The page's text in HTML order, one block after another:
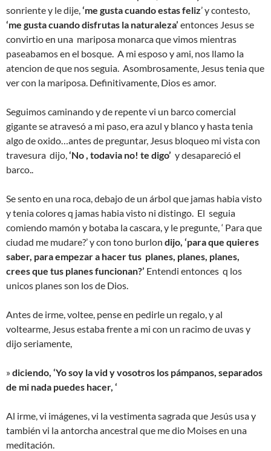
sonriente y le dije, ‘me gusta cuando estas feliz’ y contesto,
‘me gusta cuando disfrutas la naturaleza’ entonces Jesus se
convirtio en una mariposa monarca que vimos mientras
paseabamos en el bosque. A mi esposo y ami, nos llamo la
atencion de que nos seguia. Asombrosamente, Jesus tenia que
ver con la mariposa. Definitivamente, Dios es amor.
Seguimos caminando y de repente vi un barco comercial
gigante se atravesó a mi paso, era azul y blanco y hasta tenia
algo de oxido…antes de preguntar, Jesus bloqueo mi vista con
travesura dijo, ‘No , todavia no! te digo’ y desapareció el
barco..
Se sento en una roca, debajo de un árbol que jamas habia visto
y tenia colores q jamas habia visto ni distingo. El seguia
comiendo mamón y botaba la cascara, y le pregunte, ‘ Para que
ciudad me mudare?’ y con tono burlon dijo, ‘para que quieres
saber, para empezar a hacer tus planes, planes, planes,
crees que tus planes funcionan?’ Entendi entonces q los
unicos planes son los de Dios.
Antes de irme, voltee, pense en pedirle un regalo, y al
voltearme, Jesus estaba frente a mi con un racimo de uvas y
dijo seriamente,
»diciendo, ‘Yo soy la vid y vosotros los pámpanos, separados
de mi nada puedes hacer, ‘
Al irme, vi imágenes, vi la vestimenta sagrada que Jesús usa y
también vi la antorcha ancestral que me dio Moises en una
meditación.